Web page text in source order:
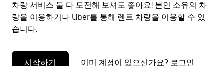
Esc
키
를
누
세
차량 서비스 둘 다 도전해 보셔도 좋아요! 본인 소유의 차
량을 이용하거나 Uber를 통해 렌트 차량을 이용할 수 있
습니다.
시작하기 이미 계정이 있으신가요? 로그인